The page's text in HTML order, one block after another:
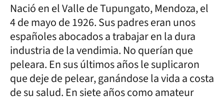
Nació en el Valle de Tupungato, Mendoza, el
4 de mayo de 1926. Sus padres eran unos
españoles abocados a trabajar en la dura
industria de la vendimia. No querían que
peleara. En sus últimos años le suplicaron
que deje de pelear, ganándose la vida a costa
de su salud. En siete años como amateur